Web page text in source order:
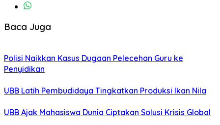
Baca Juga
Polisi Naikkan Kasus Dugaan Pelecehan Guru ke
Penyidikan
UBB Latih Pembudidaya Tingkatkan Produksi Ikan Nila
UBB Ajak Mahasiswa Dunia Ciptakan Solusi Krisis Global